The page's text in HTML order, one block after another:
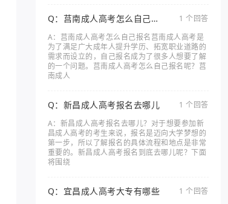
Q：莒南成人高考怎么自己报
名
1 个回答
A：莒南成人高考怎么自己报名莒南成人高考是
为了满足广大成年人提升学历、拓宽职业道路的
需求而设立的，自己报名成为了很多人想要了解
的一个问题。莒南成人高考怎么自己报名呢？莒
南成人
Q：新昌成人高考报名去哪儿
1 个回答
A：新昌成人高考报名去哪儿？对于想要参加新
昌成人高考的考生来说，报名是迈向大学梦想的
第一步，所以了解报名的具体流程和地点是非常
重要的。新昌成人高考报名到底去哪儿呢？下面
将围绕
Q：宜昌成人高考大专有哪些
1 个回答